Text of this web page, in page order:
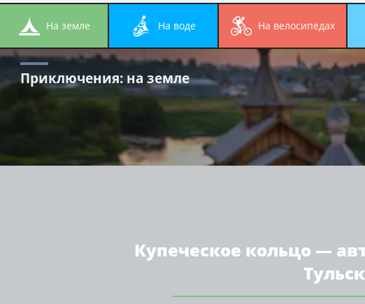
на земле на воде на велосипедах
Приключения: на земле
Купеческое кольцо —